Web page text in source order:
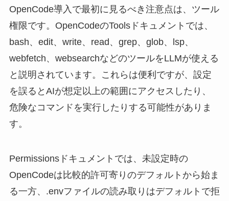
OpenCode導入で最初に見るべき注意点は、ツール
権限です。OpenCodeのToolsドキュメントでは、
bash、edit、write、read、grep、glob、lsp、
webfetch、websearchなどのツールをLLMが使える
と説明されています。これらは便利ですが、設定
を誤るとAIが想定以上の範囲にアクセスしたり、
危険なコマンドを実行したりする可能性がありま
す。
Permissionsドキュメントでは、未設定時の
OpenCodeは比較的許可寄りのデフォルトから始ま
る一方、.envファイルの読み取りはデフォルトで拒